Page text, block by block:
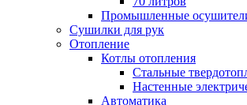
Промышленные
Сушилки для рук
Отопление
Котлы отопления
Стальные
Настенные
Автоматика